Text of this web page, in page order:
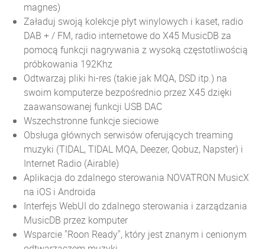
magnes)
Załaduj swoją kolekcje płyt winylowych i kaset, radio
DAB + / FM, radio internetowe do X45 MusicDB za
pomocą funkcji nagrywania z wysoką częstotliwością
próbkowania 192Khz
Odtwarzaj pliki hi-res (takie jak MQA, DSD itp.) na
swoim komputerze bezpośrednio przez X45 dzięki
zaawansowanej funkcji USB DAC
Wszechstronne funkcje sieciowe
Obsługa głównych serwisów oferujących treaming
muzyki (TIDAL, TIDAL MQA, Deezer, Qobuz, Napster) i
Internet Radio (Airable)
Aplikacja do zdalnego sterowania NOVATRON MusicX
na iOS i Androida
Interfejs WebUI do zdalnego sterowania i zarządzania
MusicDB przez komputer
Wsparcie "Roon Ready", który jest znanym i cenionym